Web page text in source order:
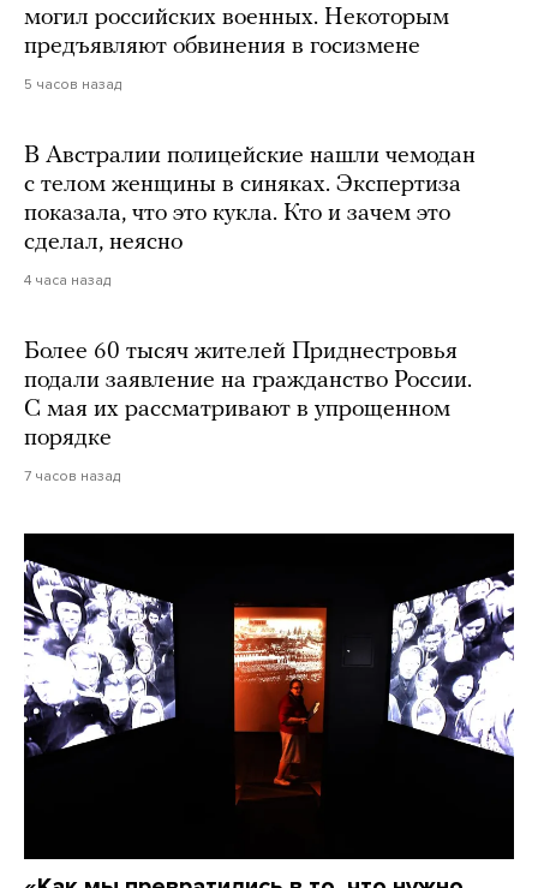
могил российских военных. Некоторым
предъявляют обвинения в госизмене
5 часов назад
В Австралии полицейские нашли чемодан
с телом женщины в синяках. Экспертиза
показала, что это кукла. Кто и зачем это
сделал, неясно
4 часа назад
Более 60 тысяч жителей Приднестровья
подали заявление на гражданство России.
С мая их рассматривают в упрощенном
порядке
7 часов назад